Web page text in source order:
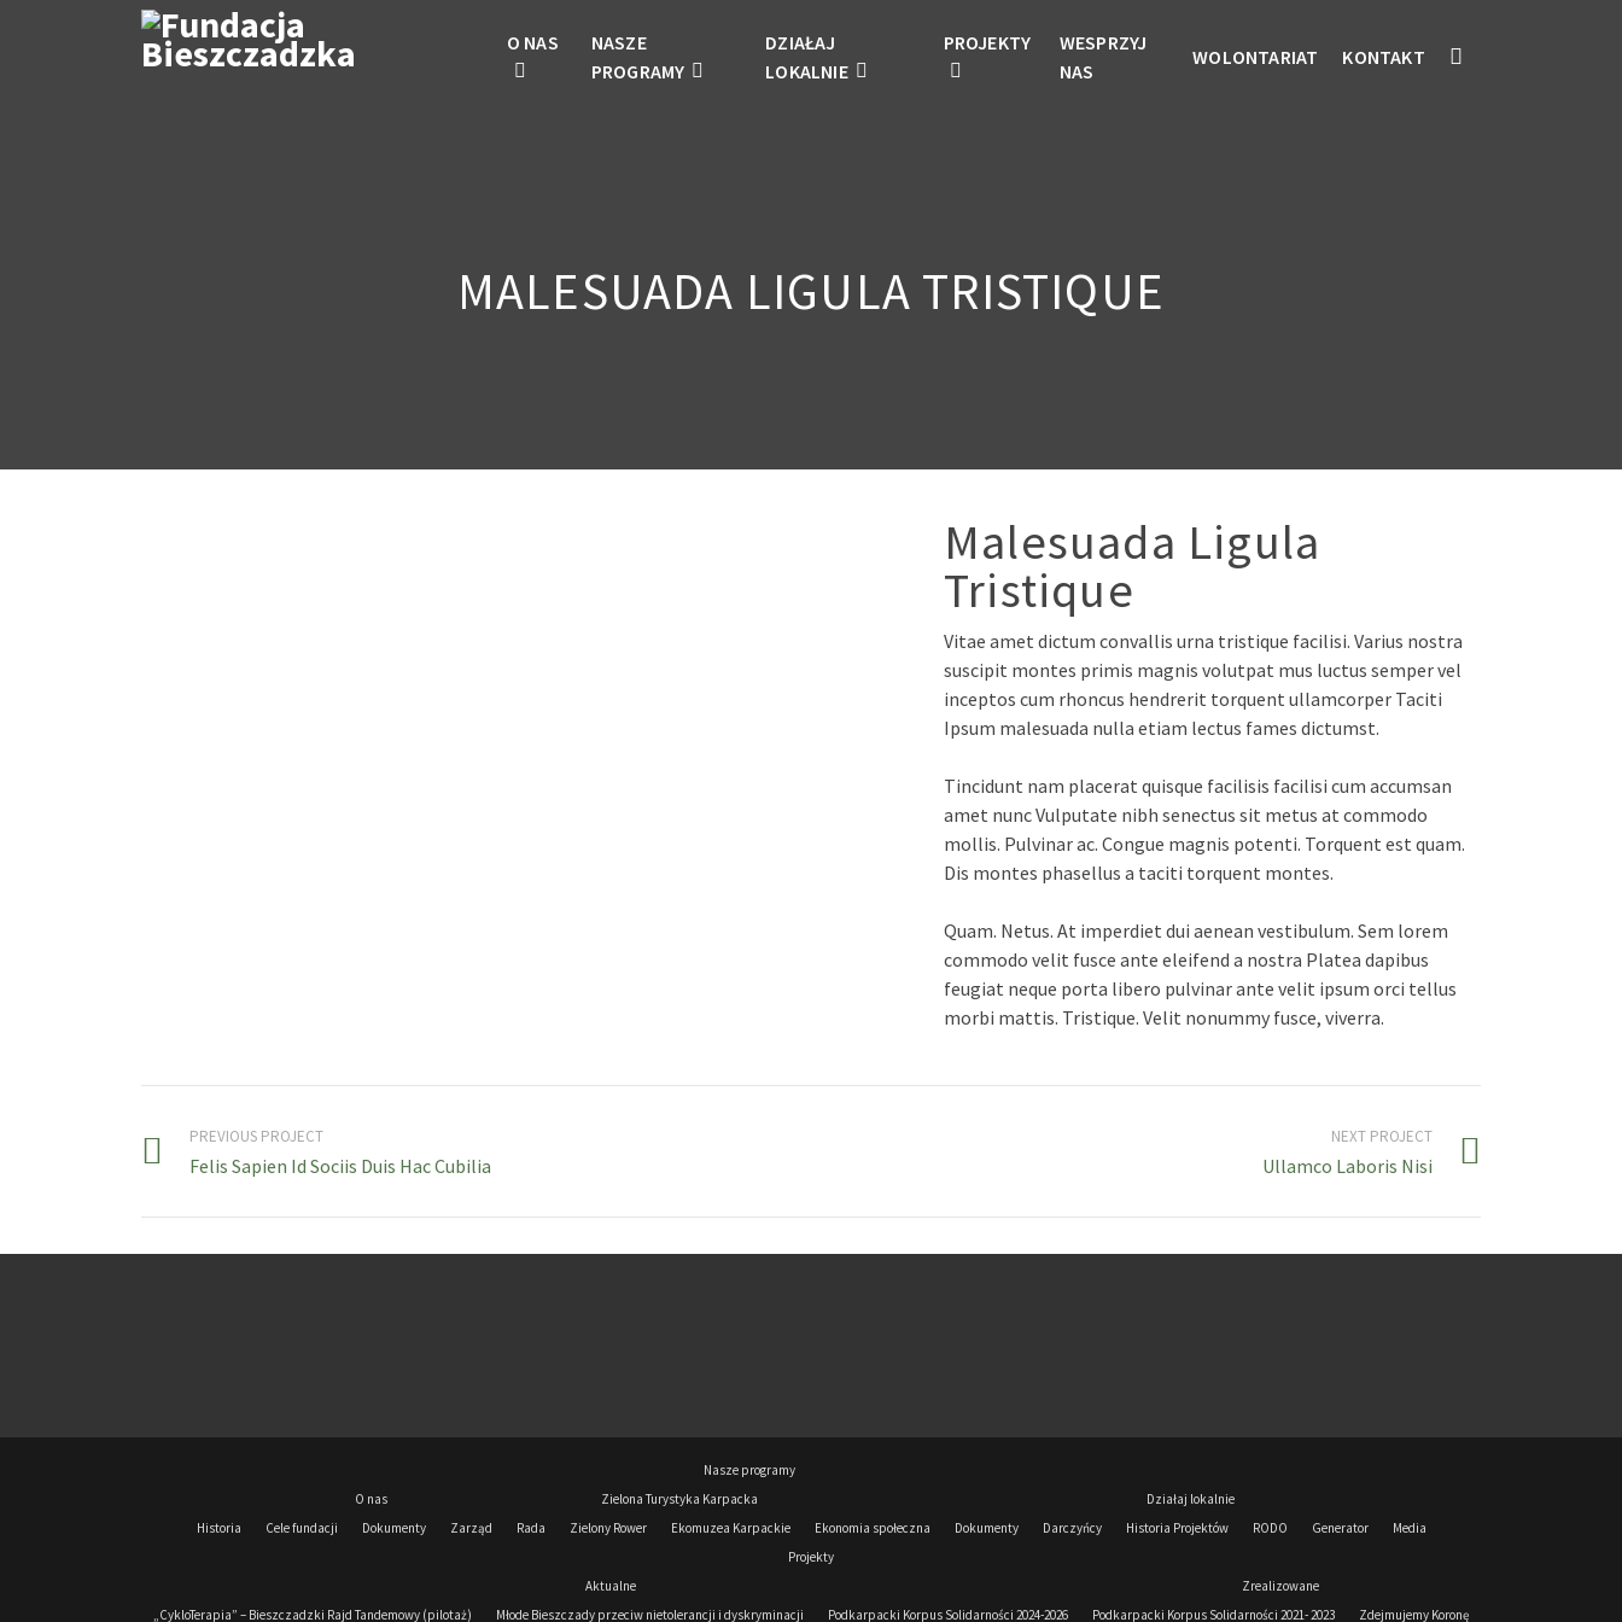
O NAS
NASZE
PROGRAMY
DZIAŁAJ
LOKALNIE
PROJEKTY
WESPRZYJ
NAS
WOLONTARIAT KONTAKT
MALESUADA LIGULA TRISTIQUE
Malesuada Ligula
Tristique
Vitae amet dictum convallis urna tristique facilisi. Varius nostra
suscipit montes primis magnis volutpat mus luctus semper vel
inceptos cum rhoncus hendrerit torquent ullamcorper Taciti
Ipsum malesuada nulla etiam lectus fames dictumst.
Tincidunt nam placerat quisque facilisis facilisi cum accumsan
amet nunc Vulputate nibh senectus sit metus at commodo
mollis. Pulvinar ac. Congue magnis potenti. Torquent est quam.
Dis montes phasellus a taciti torquent montes.
Quam. Netus. At imperdiet dui aenean vestibulum. Sem lorem
commodo velit fusce ante eleifend a nostra Platea dapibus
feugiat neque porta libero pulvinar ante velit ipsum orci tellus
morbi mattis. Tristique. Velit nonummy fusce, viverra.
PREVIOUS PROJECT
Felis Sapien Id Sociis Duis Hac Cubilia
NEXT PROJECT
Ullamco Laboris Nisi
O nas
Historia
Cele fundacji Dokumenty Zarząd Rada
Nasze programy
Zielona Turystyka Karpacka
Zielony Rower
Ekomuzea Karpackie Ekonomia społeczna
Działaj lokalnie
Dokumenty
Darczyńcy Historia Projektów RODO Generator
Media
Projekty
Aktualne
„CykloTerapia” – Bieszczadzki Rajd Tandemowy (pilotaż)
Młode Bieszczady przeciw nietolerancji i dyskryminacji Podkarpacki Korpus Solidarności 2024-2026
Zrealizowane
Podkarpacki Korpus Solidarności 2021- 2023
Zdejmujemy Koronę